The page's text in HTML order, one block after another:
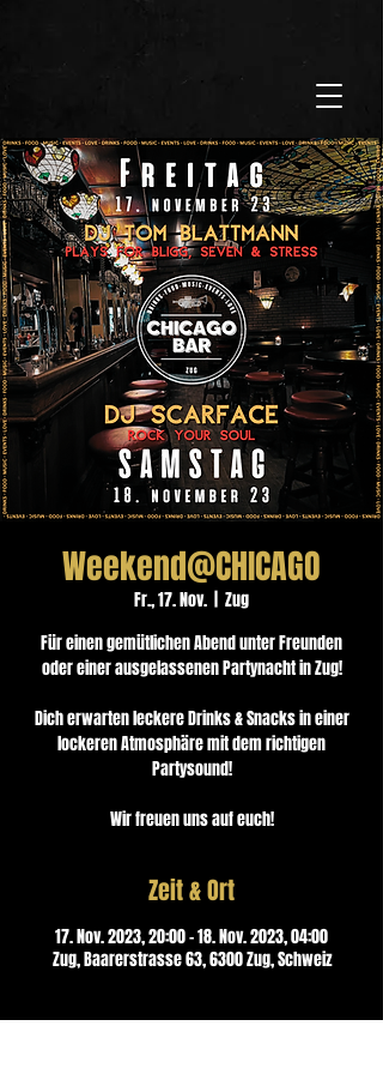
Weekend@CHICAGO
Fr., 17. Nov.
Zug
Für einen gemütlichen Abend unter Freunden
oder einer ausgelassenen Partynacht in Zug!
Dich erwarten leckere Drinks & Snacks in einer
lockeren Atmosphäre mit dem richtigen
Partysound!
Wir freuen uns auf euch!
Zeit & Ort
17. Nov. 2023, 20:00 – 18. Nov. 2023, 04:00
Zug, Baarerstrasse 63, 6300 Zug, Schweiz